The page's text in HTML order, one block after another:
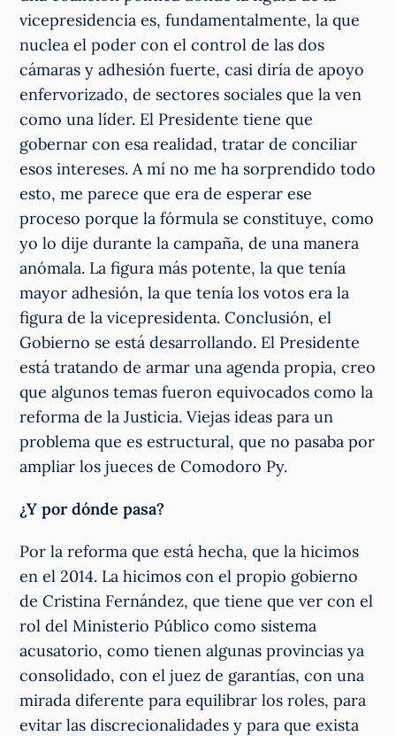
vicepresidencia es, fundamentalmente, la que
nuclea el poder con el control de las dos
cámaras y adhesión fuerte, casi diría de apoyo
enfervorizado, de sectores sociales que la ven
como una líder. El Presidente tiene que
gobernar con esa realidad, tratar de conciliar
esos intereses. A mí no me ha sorprendido todo
esto, me parece que era de esperar ese
proceso porque la fórmula se constituye, como
yo lo dije durante la campaña, de una manera
anómala. La figura más potente, la que tenía
mayor adhesión, la que tenía los votos era la
figura de la vicepresidenta. Conclusión, el
Gobierno se está desarrollando. El Presidente
está tratando de armar una agenda propia, creo
que algunos temas fueron equivocados como la
reforma de la Justicia. Viejas ideas para un
problema que es estructural, que no pasaba por
ampliar los jueces de Comodoro Py.
¿Y por dónde pasa?
Por la reforma que está hecha, que la hicimos
en el 2014. La hicimos con el propio gobierno
de Cristina Fernández, que tiene que ver con el
rol del Ministerio Público como sistema
acusatorio, como tienen algunas provincias ya
consolidado, con el juez de garantías, con una
mirada diferente para equilibrar los roles, para
evitar las discrecionalidades y para que exista